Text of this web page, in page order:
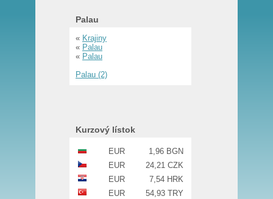
Palau
« Krajiny
« Palau
« Palau
Palau (2)
Kurzový lístok
EUR
1,96 BGN
EUR
24,21 CZK
EUR
7,54 HRK
EUR
54,93 TRY